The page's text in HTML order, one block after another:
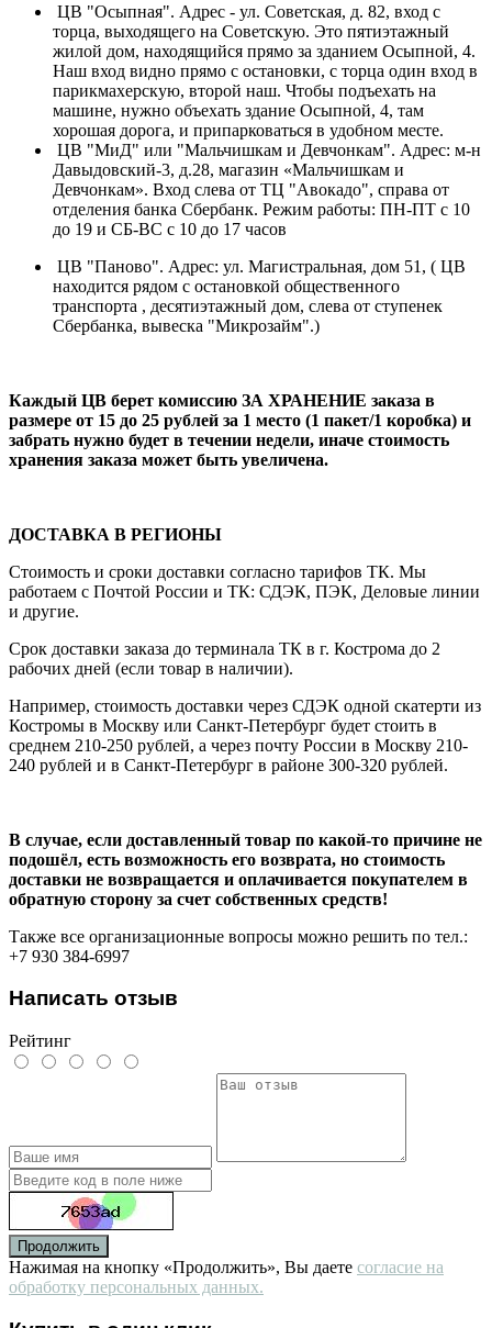
ЦВ "Осыпная". Адрес - ул. Советская, д. 82, вход с
торца, выходящего на Советскую. Это пятиэтажный
жилой дом, находящийся прямо за зданием Осыпной, 4.
Наш вход видно прямо с остановки, с торца один вход в
парикмахерскую, второй наш. Чтобы подъехать на
машине, нужно объехать здание Осыпной, 4, там
хорошая дорога, и припарковаться в удобном месте.
ЦВ "МиД" или "Мальчишкам и Девчонкам". Адрес: м-н
Давыдовский-3, д.28, магазин «Мальчишкам и
Девчонкам». Вход слева от ТЦ "Авокадо", справа от
отделения банка Сбербанк. Режим работы: ПН-ПТ с 10
до 19 и СБ-ВС с 10 до 17 часов
ЦВ "Паново". Адрес: ул. Магистральная, дом 51, ( ЦВ
находится рядом с остановкой общественного
транспорта , десятиэтажный дом, слева от ступенек
Сбербанка, вывеска "Микрозайм".)
Каждый ЦВ берет комиссию ЗА ХРАНЕНИЕ заказа в
размере от 15 до 25 рублей за 1 место (1 пакет/1 коробка) и
забрать нужно будет в течении недели, иначе стоимость
хранения заказа может быть увеличена.
ДОСТАВКА В РЕГИОНЫ
Стоимость и сроки доставки согласно тарифов ТК. Мы
работаем с Почтой России и ТК: СДЭК, ПЭК, Деловые линии
и другие.
Срок доставки заказа до терминала ТК в г. Кострома до 2
рабочих дней (если товар в наличии).
Например, стоимость доставки через СДЭК одной скатерти из
Костромы в Москву или Санкт-Петербург будет стоить в
среднем 210-250 рублей, а через почту России в Москву 210-
240 рублей и в Санкт-Петербург в районе 300-320 рублей.
В случае, если доставленный товар по какой-то причине не
подошёл, есть возможность его возврата, но стоимость
доставки не возвращается и оплачивается покупателем в
обратную сторону за счет собственных средств!
Также все организационные вопросы можно решить по тел.:
+7 930 384-6997
Написать отзыв
Рейтинг
Продолжить
Нажимая на кнопку «Продолжить», Вы даете согласие на
обработку персональных данных.